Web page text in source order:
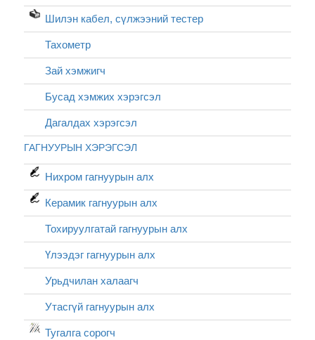
Шилэн кабел, cүлжээний тестер
Тахометр
Зай хэмжигч
Бусад хэмжих хэрэгсэл
Дагалдах хэрэгсэл
ГАГНУУРЫН ХЭРЭГСЭЛ
Нихром гагнуурын алх
Керамик гагнуурын алх
Тохируулгатай гагнуурын алх
Үлээдэг гагнуурын алх
Урьдчилан халаагч
Утасгүй гагнуурын алх
Тугалга сорогч